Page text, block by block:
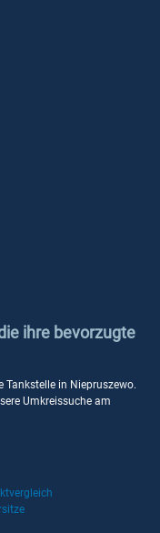
ihre bevorzugte
Tankstelle in Niepruszewo.
Umkreissuche am